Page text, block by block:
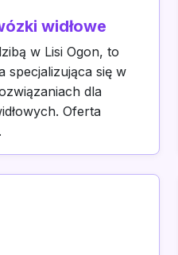
widłowe
w Lisi Ogon, to
specjalizująca się w
dla
Oferta